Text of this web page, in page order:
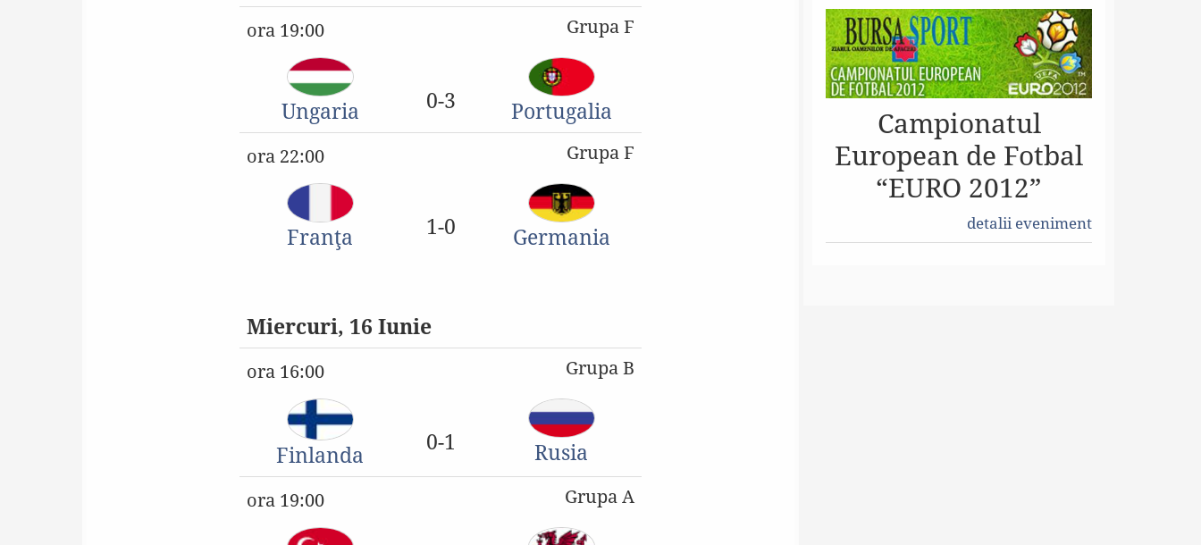
ora 19:00 Grupa F
Ungaria 0-3 Portugalia
ora 22:00 Grupa F
Franţa 1-0 Germania
Miercuri, 16 Iunie
ora 16:00 Grupa B
Finlanda 0-1 Rusia
ora 19:00 Grupa A
Campionatul
European de Fotbal
“EURO 2012”
detalii eveniment